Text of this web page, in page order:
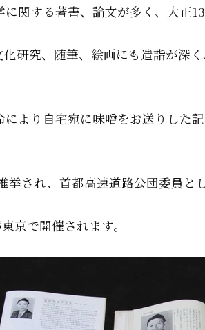
関する著書、論文が多く、大正
研究、随筆、絵画にも造詣が深
より自宅宛に味噌をお送りした
され、首都高速道路公団委員と
京で開催されます。